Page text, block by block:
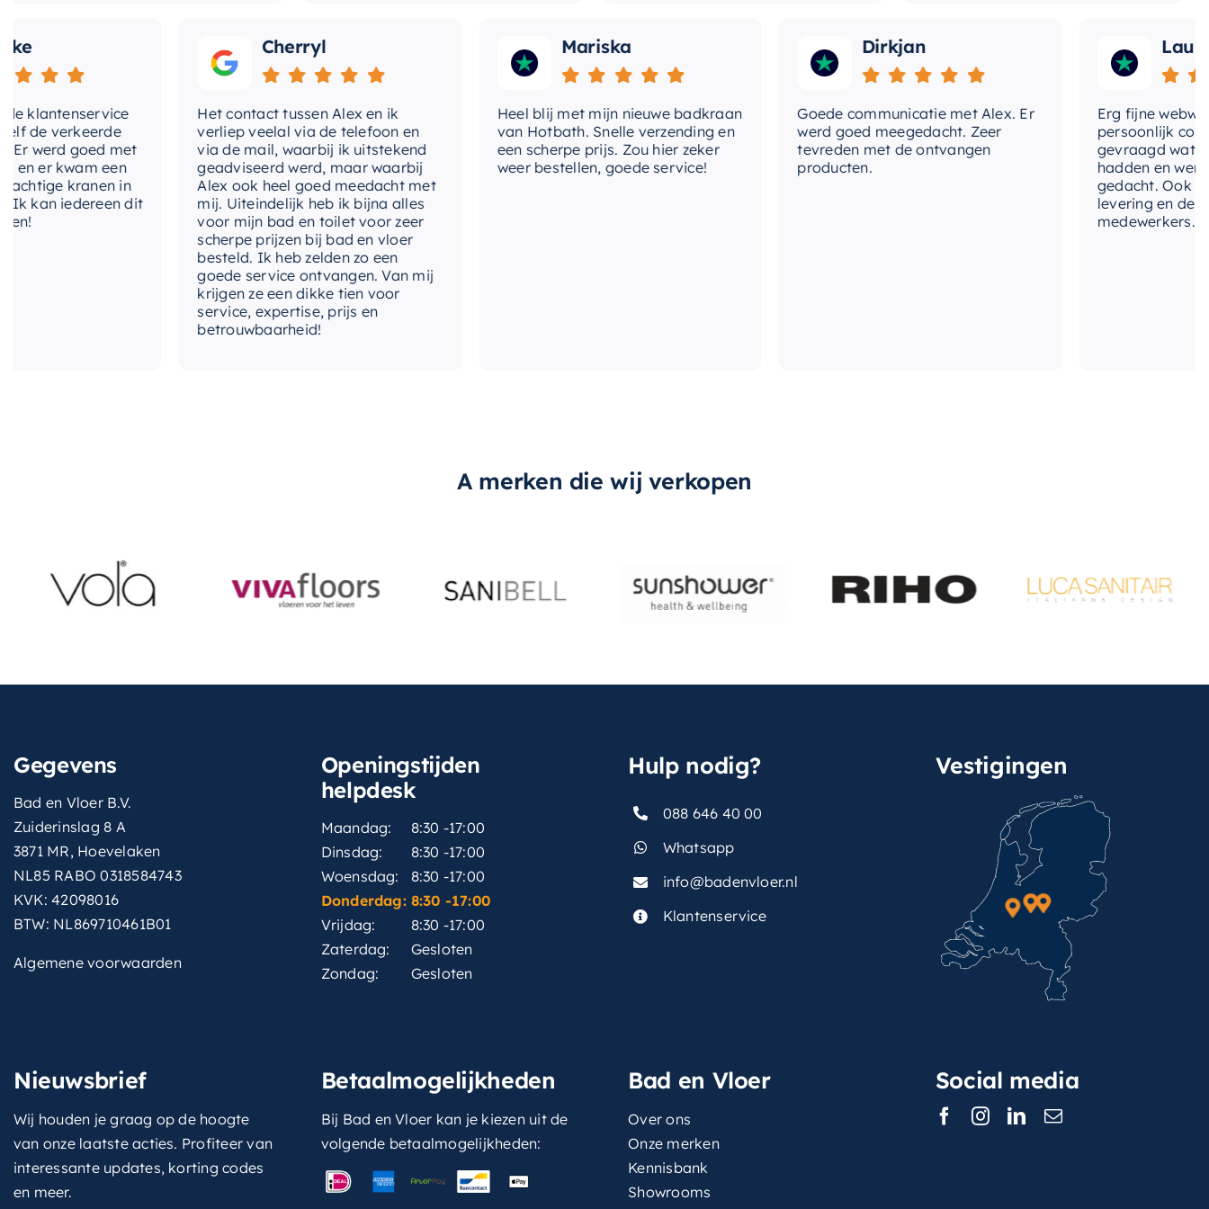
verkeerde
goed met
er kwam een
kranen in
iedereen dit
Cherryl
Het contact tussen Alex en ik
verliep veelal via de telefoon en
via de mail, waarbij ik uitstekend
geadviseerd werd, maar waarbij
Alex ook heel goed meedacht met
mij. Uiteindelijk heb ik bijna alles
voor mijn bad en toilet voor zeer
scherpe prijzen bij bad en vloer
besteld. Ik heb zelden zo een
goede service ontvangen. Van mij
krijgen ze een dikke tien voor
service, expertise, prijs en
betrouwbaarheid!
Mariska
Heel blij met mijn nieuwe badkraan
van Hotbath. Snelle verzending en
een scherpe prijs. Zou hier zeker
weer bestellen, goede service!
Dirkjan
Goede communicatie met Alex. Er
werd goed meegedacht. Zeer
tevreden met de ontvangen
producten.
Laura
Erg fijne
persoonlijk contact
gevraagd wat we
hadden en werd
gedacht. Ook in de
levering en
medewerkers. Wij
A merken die wij verkopen
Gegevens
Bad en Vloer B.V.
Zuiderinslag 8 A
3871 MR, Hoevelaken
NL85 RABO 0318584743
KVK: 42098016
BTW: NL869710461B01
Algemene voorwaarden
Openingstijden
helpdesk
Maandag:
8:30 -17:00
Dinsdag:
8:30 -17:00
Woensdag:
8:30 -17:00
Donderdag: 8:30 -17:00
Vrijdag:
8:30 -17:00
Zaterdag:
Gesloten
Zondag:
Gesloten
Hulp nodig?
088 646 40 00
Whatsapp
info@badenvloer.nl
Klantenservice
Vestigingen
Nieuwsbrief
Wij houden je graag op de hoogte
van onze laatste acties. Profiteer van
interessante updates, korting codes
en meer.
Betaalmogelijkheden
Bij Bad en Vloer kan je kiezen uit de
volgende betaalmogelijkheden:
Bad en Vloer
Over ons
Onze merken
Kennisbank
Showrooms
Social media